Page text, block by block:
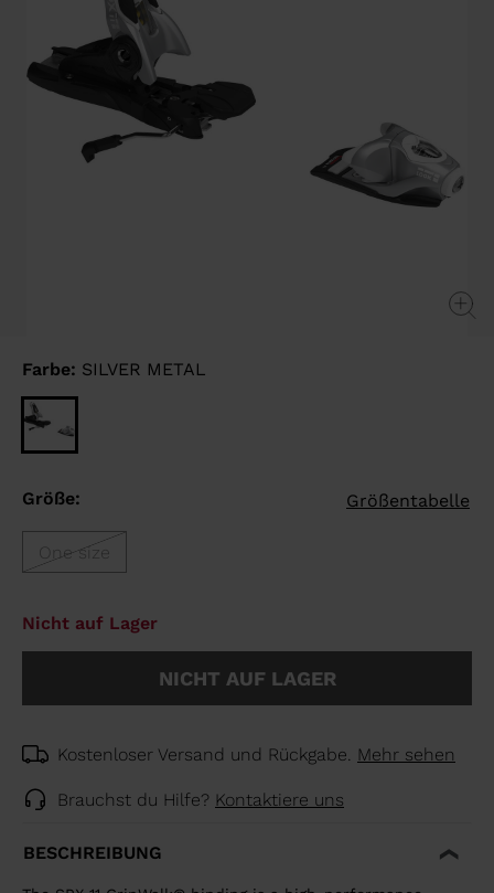
Farbe: SILVER METAL
Größe: Größentabelle
One size
Nicht auf Lager
NICHT AUF LAGER
Kostenloser Versand und Rückgabe. Mehr sehen
Brauchst du Hilfe? Kontaktiere uns
BESCHREIBUNG